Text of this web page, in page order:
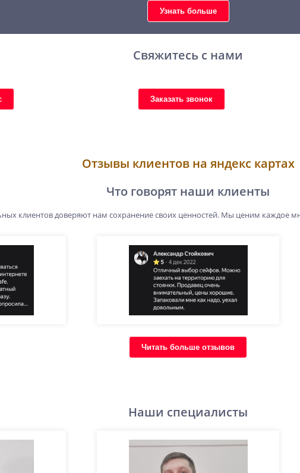
Узнать больше
Свяжитесь с нами
Заказать звонок
Отзывы клиентов на яндекс картах
Что говорят наши клиенты
клиентов доверяют нам сохранение своих ценностей. Мы ценим каждое
Читать больше отзывов
Наши специалисты